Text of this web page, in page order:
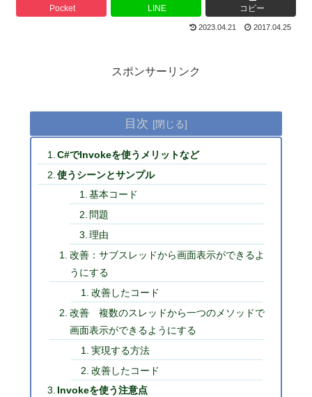
Pocket LINE コピー
2023.04.21 2017.04.25
スポンサーリンク
目次
C#でInvokeを使うメリットなど
使うシーンとサンプル
基本コード
問題
理由
改善：サブスレッドから画面表示ができるよ
うにする
改善したコード
改善 複数のスレッドから一つのメソッドで
画面表示ができるようにする
実現する方法
改善したコード
Invokeを使う注意点